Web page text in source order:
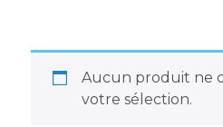
Aucun produit ne
votre sélection.